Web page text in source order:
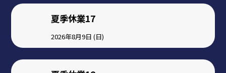
夏季休業17
2026年8月9日 (日)